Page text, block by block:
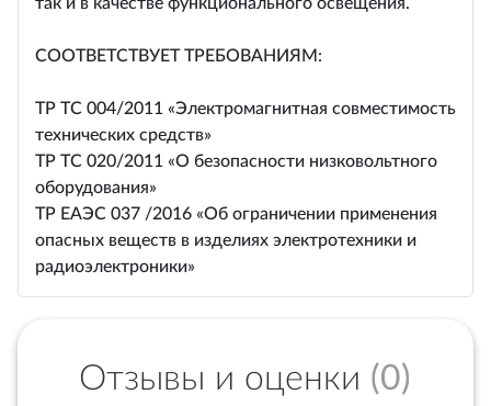
СООТВЕТСТВУЕТ ТРЕБОВАНИЯМ:
ТР ТС 004/2011 «Электромагнитная совместимость
технических средств»
ТР ТС 020/2011 «О безопасности низковольтного
оборудования»
ТР ЕАЭС 037 /2016 «Об ограничении применения
опасных веществ в изделиях электротехники и
радиоэлектроники»
Отзывы и оценки (0)